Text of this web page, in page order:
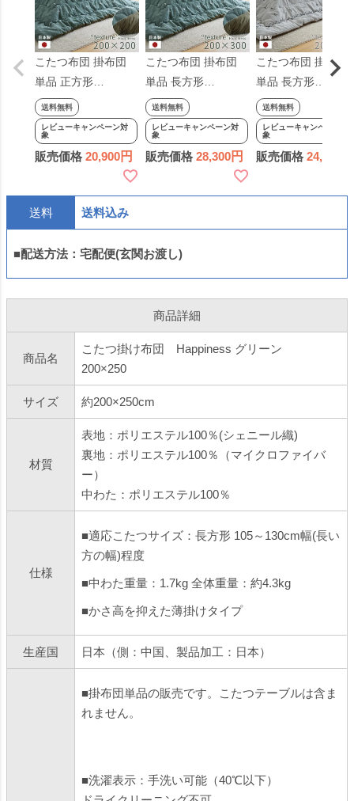
こたつ布団 掛布団
単品 正方形
200×200cm
Happiness グリーン
緑 薄掛け 省スペー
ス 掛け布団 北欧 柄
日本製 暖かい おし
ゃれ 2023 MC
送料無料
レビューキャンペーン対
象
販売価格 20,900
こたつ布団 掛布団
単品 長方形
200×300cm
Happiness グリーン
省スペース 薄掛け
掛け布団 北欧 柄 緑
日本製 暖かい おし
ゃれ 大判 2023 MC
送料無料
レビューキャンペーン対
象
販売価格 28,300
こたつ布団 掛布団
単品 長方形
200×250cm
Happiness アイボ
ー 省スペース 薄掛
け 掛け布団 シック
しゃれ 2023 MC
送料無料
レビューキャンペーン対
象
販売価格 24,600
送料 送料込み
■配送方法：宅配便(玄関お渡し)
商品詳細
商品名
こたつ掛け布団 Happiness グリーン
200×250
サイズ 約200×250cm
材質
表地：ポリエステル100％(シェニール織)
裏地：ポリエステル100％（マイクロファイバ
ー）
中わた：ポリエステル100％
仕様
■適応こたつサイズ：長方形 105～130cm幅(長い
方の幅)程度
■中わた重量：1.7kg 全体重量：約4.3kg
■かさ高を抑えた薄掛けタイプ
生産国 日本（側：中国、製品加工：日本）
■掛布団単品の販売です。こたつテーブルは含ま
れません。
■洗濯表示：手洗い可能（40℃以下）